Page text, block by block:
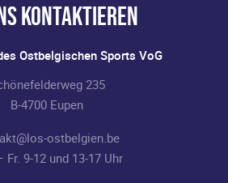
kontaktieren
Ostbelgischen Sports VoG
235
B-4700 Eupen
ostbelgien.be
Fr. 9-12 und 13-17 Uhr